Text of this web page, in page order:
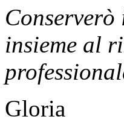
insieme al
Gloria